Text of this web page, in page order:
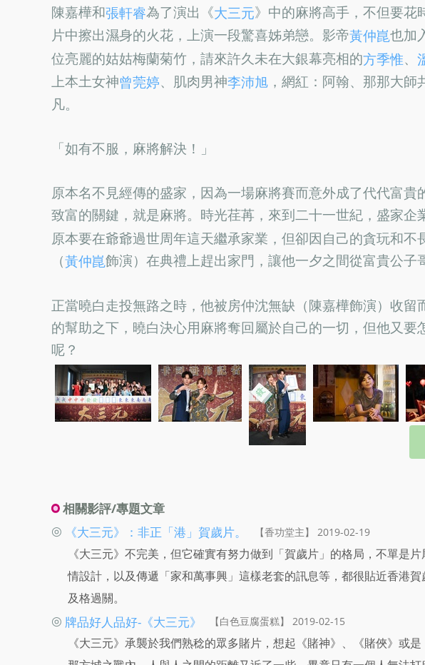
陳嘉樺和張軒睿為了演出《大三元》中的麻將高手，不但要花
片中擦出濕身的火花，上演一段驚喜姊弟戀。影帝黃仲崑也加
位亮麗的姑姑梅蘭菊竹，請來許久未在大銀幕亮相的方季惟、
上本土女神曾莞婷、肌肉男神李沛旭 ，網紅：阿翰、那那大
凡。
「如有不服，麻將解決！」
原本名不見經傳的盛家，因為一場麻將賽而意外成了代代富貴
致富的關鍵，就是麻將。時光荏苒，來到二十一世紀，盛家企
原本要在爺爺過世周年這天繼承家業，但卻因自己的貪玩和不
（黃仲崑飾演）在典禮上趕出家門，讓他一夕之間從富貴公子
正當曉白走投無路之時，他被房仲沈無缺（陳嘉樺飾演）收留
的幫助之下，曉白決心用麻將奪回屬於自己的一切，但他又要
呢？
相關影評/專題文章
◎ 《大三元》：非正「港」賀歲片。 【香功堂主】 2019-02-19
《大三元》不完美，但它確實有努力做到「賀歲片」的格局，不單是
情設計，以及傳遞「家和萬事興」這樣老套的訊息等，都很貼近香港
及格過關。
◎ 牌品好人品好-《大三元》 【白色豆腐蛋糕】 2019-02-15
《大三元》承襲於我們熟稔的眾多賭片，想起《賭神》、《賭俠》或